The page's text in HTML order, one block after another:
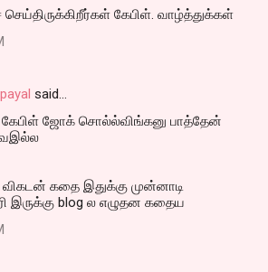
கேபிள். வாழ்த்துக்கள்
said…
கேபிள் ஜோக் சொல்ல்விங்கனு பாத்தேன்
கதை இதுக்கு முன்னாடி
இருக்கு blog ல எழுதன கதைய